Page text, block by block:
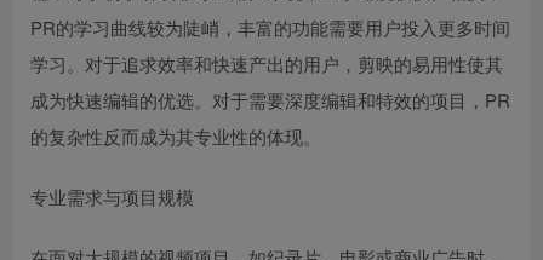
PR的学习曲线较为陡峭，丰富的功能需要用户投入更多时间
学习。对于追求效率和快速产出的用户，剪映的易用性使其
成为快速编辑的优选。对于需要深度编辑和特效的项目，PR
的复杂性反而成为其专业性的体现。
专业需求与项目规模